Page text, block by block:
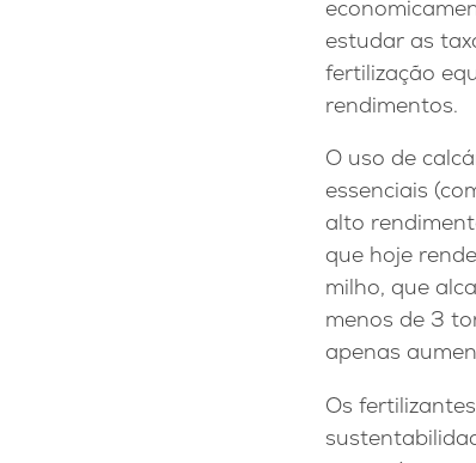
estudar as
fertilização
rendimentos.
O uso de
essenciais
alto
que hoje
milho, que
menos de 3
apenas
Os